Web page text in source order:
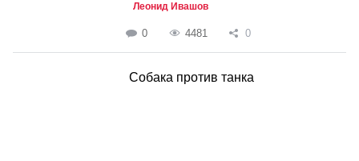
Леонид Ивашов
0 4481 0
Собака против танка